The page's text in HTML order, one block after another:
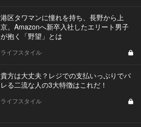
港区タワマンに憧れを持ち、長野から上
京。Amazonへ新卒入社したエリート男子
が抱く「野望」とは
ライフスタイル
貴方は大丈夫？レジでの支払いっぷりでバ
レる二流な人の3大特徴はこれだ！
ライフスタイル